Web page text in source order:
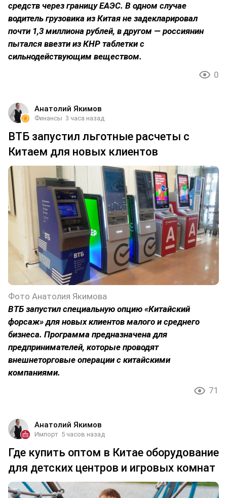
средств через границу ЕАЭС. В одном случае
водитель грузовика из Китая не задекларировал
почти 1,3 миллиона рублей, в другом — россиянин
пытался ввезти из КНР таблетки с
сильнодействующим веществом.
0
Анатолий Якимов
Финансы 3 часа назад
ВТБ запустил льготные расчеты с
Китаем для новых клиентов
Фото Анатолия Якимова
ВТБ запустил специальную опцию «Китайский
форсаж» для новых клиентов малого и среднего
бизнеса. Программа предназначена для
предпринимателей, которые проводят
внешнеторговые операции с китайскими
компаниями.
71
Анатолий Якимов
Импорт 5 часов назад
Где купить оптом в Китае оборудование
для детских центров и игровых комнат